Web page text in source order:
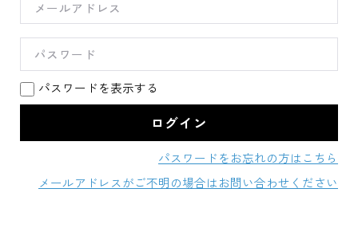
パスワードを表示する
パスワードをお忘れの方はこちら
メールアドレスがご不明の場合はお問い合わせください